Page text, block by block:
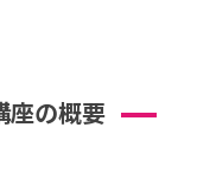
座の概要